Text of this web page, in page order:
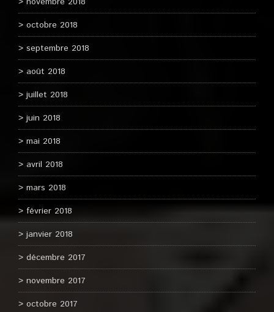
octobre 2018
septembre 2018
août 2018
juillet 2018
juin 2018
mai 2018
avril 2018
mars 2018
février 2018
janvier 2018
décembre 2017
novembre 2017
octobre 2017